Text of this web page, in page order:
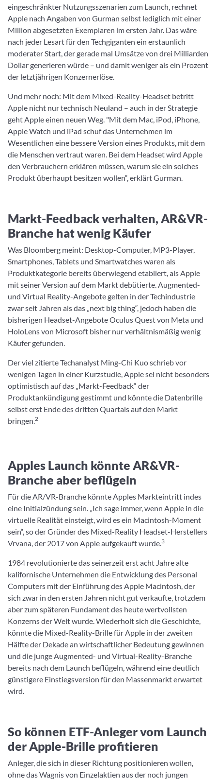
eingeschränkter Nutzungsszenarien zum Launch, rechnet
Apple nach Angaben von Gurman selbst lediglich mit einer
Million abgesetzten Exemplaren im ersten Jahr. Das wäre
nach jeder Lesart für den Techgiganten ein erstaunlich
moderater Start, der gerade mal Umsätze von drei Milliarden
Dollar generieren würde – und damit weniger als ein Prozent
der letztjährigen Konzernerlöse.
Und mehr noch: Mit dem Mixed-Reality-Headset betritt
Apple nicht nur technisch Neuland – auch in der Strategie
geht Apple einen neuen Weg. "Mit dem Mac, iPod, iPhone,
Apple Watch und iPad schuf das Unternehmen im
Wesentlichen eine bessere Version eines Produkts, mit dem
die Menschen vertraut waren. Bei dem Headset wird Apple
den Verbrauchern erklären müssen, warum sie ein solches
Produkt überhaupt besitzen wollen“, erklärt Gurman.
Markt-Feedback verhalten, AR&VR-
Branche hat wenig Käufer
Was Bloomberg meint: Desktop-Computer, MP3-Player,
Smartphones, Tablets und Smartwatches waren als
Produktkategorie bereits überwiegend etabliert, als Apple
mit seiner Version auf dem Markt debütierte. Augmented-
und Virtual Reality-Angebote gelten in der Techindustrie
zwar seit Jahren als das „next big thing“, jedoch haben die
bisherigen Headset-Angebote Oculus Quest von Meta und
HoloLens von Microsoft bisher nur verhältnismäßig wenig
Käufer gefunden.
Der viel zitierte Techanalyst Ming-Chi Kuo schrieb vor
wenigen Tagen in einer Kurzstudie, Apple sei nicht besonders
optimistisch auf das „Markt-Feedback“ der
Produktankündigung gestimmt und könnte die Datenbrille
selbst erst Ende des dritten Quartals auf den Markt
bringen.2
Apples Launch könnte AR&VR-
Branche aber beflügeln
Für die AR/VR-Branche könnte Apples Markteintritt indes
eine Initialzündung sein. „Ich sage immer, wenn Apple in die
virtuelle Realität einsteigt, wird es ein Macintosh-Moment
sein“, so der Gründer des Mixed-Reality Headset-Herstellers
Vrvana, der 2017 von Apple aufgekauft wurde.3
1984 revolutionierte das seinerzeit erst acht Jahre alte
kalifornische Unternehmen die Entwicklung des Personal
Computers mit der Einführung des Apple Macintosh, der
sich zwar in den ersten Jahren nicht gut verkaufte, trotzdem
aber zum späteren Fundament des heute wertvollsten
Konzerns der Welt wurde. Wiederholt sich die Geschichte,
könnte die Mixed-Reality-Brille für Apple in der zweiten
Hälfte der Dekade an wirtschaftlicher Bedeutung gewinnen
und die junge Augmented- und Virtual-Reality-Branche
bereits nach dem Launch beflügeln, während eine deutlich
günstigere Einstiegsversion für den Massenmarkt erwartet
wird.
So können ETF-Anleger vom Launch
der Apple-Brille profitieren
Anleger, die sich in dieser Richtung positionieren wollen,
ohne das Wagnis von Einzelaktien aus der noch jungen